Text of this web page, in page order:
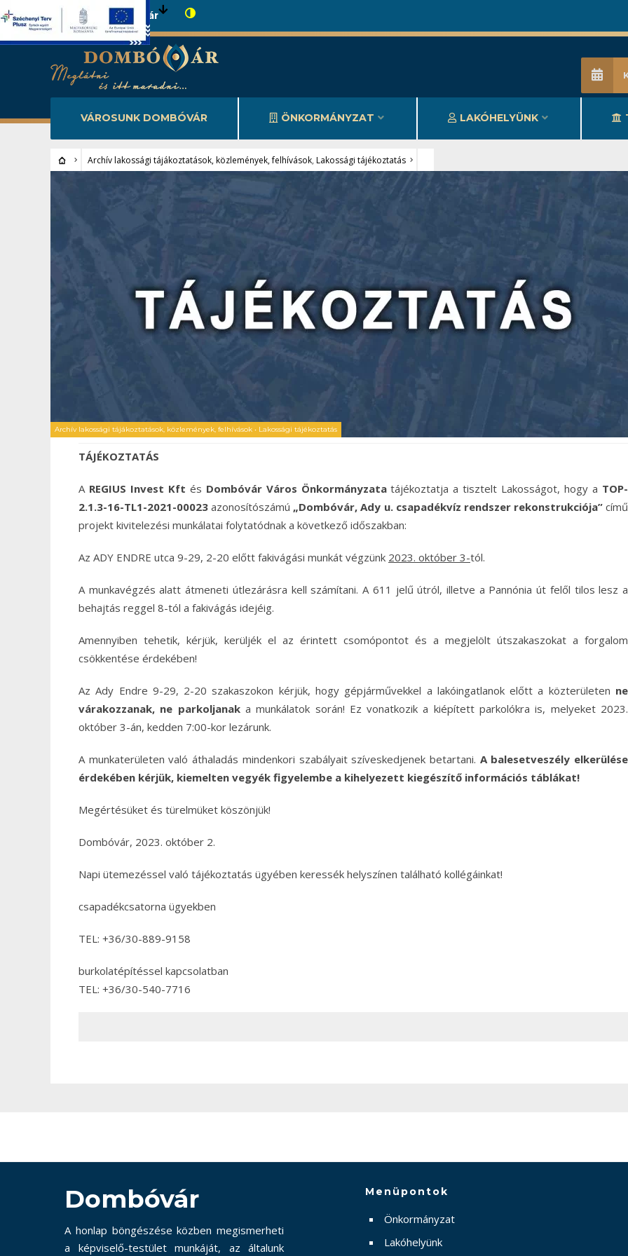
Városunk Dombóvár
VÁROSUNK DOMBÓVÁR ÖNKORMÁNYZAT LAKÓHELYÜNK
Archív lakossági tájákoztatások, közlemények, felhívások, Lakossági tájékoztatás
Archív lakossági tájákoztatások, közlemények, felhívások • Lakossági tájékoztatás
TÁJÉKOZTATÁS
A REGIUS Invest Kft és Dombóvár Város Önkormányzatatájékoztatja a tisztelt Lakosságot, hogy a TOP-
2.1.3-16-TL1-2021-00023azonosítószámú „Dombóvár, Ady u. csapadékvíz rendszer rekonstrukciója”című
projekt kivitelezési munkálatai folytatódnak a következő időszakban:
Az ADY ENDRE utca 9-29, 2-20 előtt fakivágási munkát végzünk 2023. október 3-tól.
A munkavégzés alatt átmeneti útlezárásra kell számítani. A 611 jelű útról, illetve a Pannónia út felől tilos lesz a
behajtás reggel 8-tól a fakivágás idejéig.
Amennyiben tehetik, kérjük, kerüljék el az érintett csomópontot és a megjelölt útszakaszokat a forgalom
csökkentése érdekében!
Az Ady Endre 9-29, 2-20 szakaszokon kérjük, hogy gépjárművekkel a lakóingatlanok előtt a közterületen ne
várakozzanak, ne parkoljanak a munkálatok során! Ez vonatkozik a kiépített parkolókra is, melyeket 2023.
október 3-án, kedden 7:00-kor lezárunk.
A munkaterületen való áthaladás mindenkori szabályait szíveskedjenek betartani. A balesetveszély elkerülése
érdekében kérjük, kiemelten vegyék figyelembe a kihelyezett kiegészítő információs táblákat!
Megértésüket és türelmüket köszönjük!
Dombóvár, 2023. október 2.
Napi ütemezéssel való tájékoztatás ügyében keressék helyszínen található kollégáinkat!
csapadékcsatorna ügyekben
TEL: +36/30-889-9158
burkolatépítéssel kapcsolatban
TEL: +36/30-540-7716
Dombóvár
A honlap böngészése közben megismerheti
a képviselő-testület munkáját, az általunk
Menüpontok
Önkormányzat
Lakóhelyünk